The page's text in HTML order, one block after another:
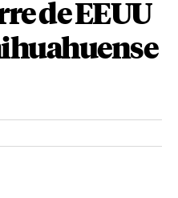
de EEUU